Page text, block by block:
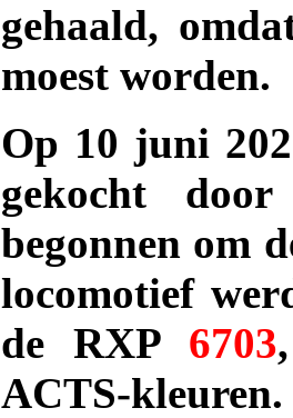
gehaald,
moest worden.
Op 10 juni
gekocht
begonnen om
locomotief
de RXP 6703
ACTS-